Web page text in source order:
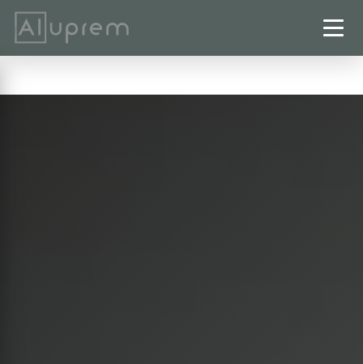
Startseite